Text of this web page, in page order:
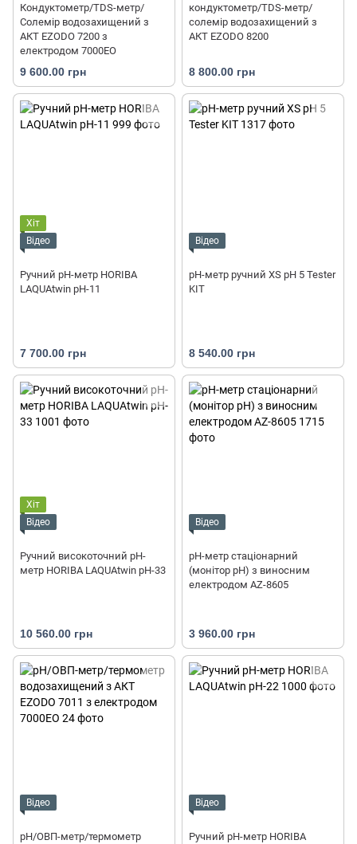
Кондуктометр/TDS-метр/
Солемір водозахищений з
АКТ EZODO 7200 з
електродом 7000EO
9 600.00 грн
кондуктометр/TDS-метр/
солемір водозахищений з
АКТ EZODO 8200
8 800.00 грн
Хіт
Відео
Ручний рН-метр HORIBA
LAQUAtwin pH-11
7 700.00 грн
Відео
pH-метр ручний XS pH 5 Tester
KIT
8 540.00 грн
Хіт
Відео
Ручний високоточний рН-
метр HORIBA LAQUAtwin pH-33
10 560.00 грн
Відео
pH-метр стаціонарний
(монітор pH) з виносним
електродом AZ-8605
3 960.00 грн
Відео
рН/ОВП-метр/термометр
Відео
Ручний рН-метр HORIBA